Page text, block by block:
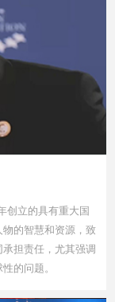
创立的具有重大国
的智慧和资源，致
担责任，尤其强调
的问题。